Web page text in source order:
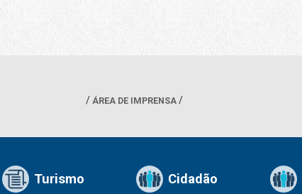
ÁREA DE IMPRENSA
Turismo Cidadão